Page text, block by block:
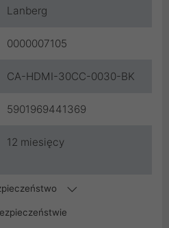
Lanberg
0000007105
CA-HDMI-30CC-0030-BK
5901969441369
12 miesięcy